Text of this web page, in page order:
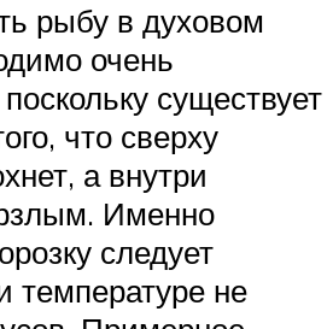
рыбу в духовом
очень
существует
что сверху
а внутри
Именно
следует
температуре не